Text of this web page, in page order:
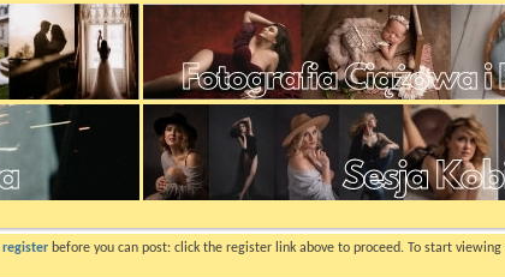
register before you can post: click the register link above to proceed. To start